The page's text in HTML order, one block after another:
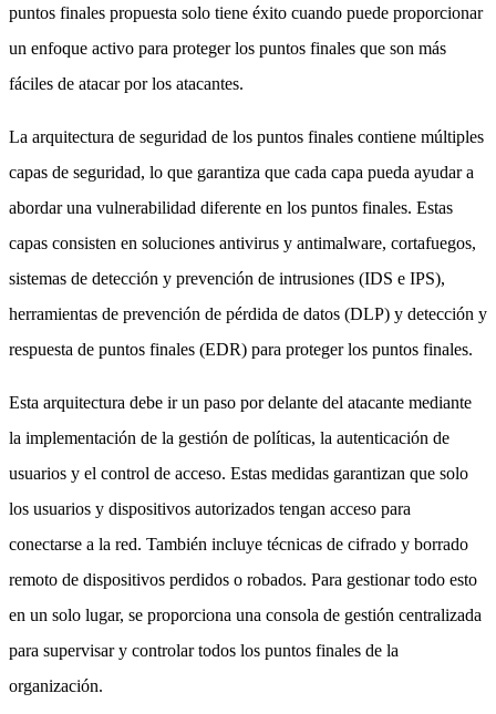
puntos finales propuesta solo tiene éxito cuando puede proporcionar
un enfoque activo para proteger los puntos finales que son más
fáciles de atacar por los atacantes.
La arquitectura de seguridad de los puntos finales contiene múltiples
capas de seguridad, lo que garantiza que cada capa pueda ayudar a
abordar una vulnerabilidad diferente en los puntos finales. Estas
capas consisten en soluciones antivirus y antimalware, cortafuegos,
sistemas de detección y prevención de intrusiones (IDS e IPS),
herramientas de prevención de pérdida de datos (DLP) y detección y
respuesta de puntos finales (EDR) para proteger los puntos finales.
Esta arquitectura debe ir un paso por delante del atacante mediante
la implementación de la gestión de políticas, la autenticación de
usuarios y el control de acceso. Estas medidas garantizan que solo
los usuarios y dispositivos autorizados tengan acceso para
conectarse a la red. También incluye técnicas de cifrado y borrado
remoto de dispositivos perdidos o robados. Para gestionar todo esto
en un solo lugar, se proporciona una consola de gestión centralizada
para supervisar y controlar todos los puntos finales de la
organización.